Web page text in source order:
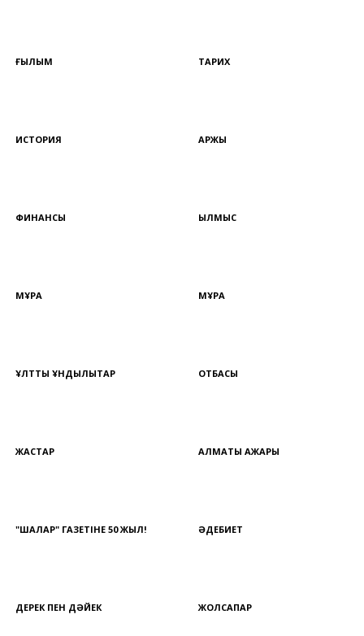
ҒЫЛЫМ ТАРИХ
ИСТОРИЯ ҚАРЖЫ
ФИНАНСЫ ҚЫЛМЫС
МҰРА МҰРА
ҰЛТТЫҚ ҚҰНДЫЛЫҚТАР ОТБАСЫ
ЖАСТАР АЛМАТЫ АЖАРЫ
"ШАЛҚАР" ГАЗЕТІНЕ 50 ЖЫЛ! ӘДЕБИЕТ
ДЕРЕК ПЕН ДӘЙЕК ЖОЛСАПАР